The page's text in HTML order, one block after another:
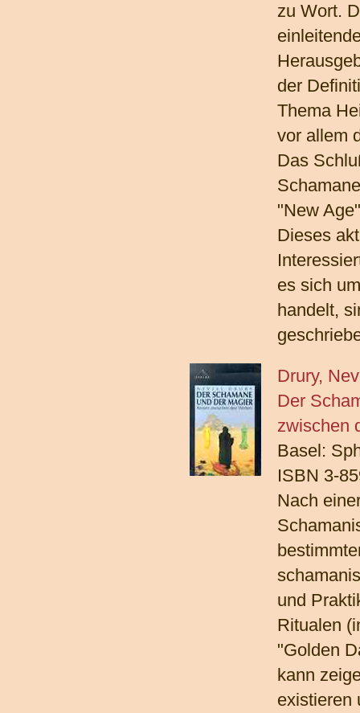
zu Wort.
der
Thema
vor allem
Das
"New
Dieses
es sich
handelt,
Drury,
Der
zwischen
Basel:
ISBN 3-
Nach
und
Ritualen
"Golden
kann
existieren